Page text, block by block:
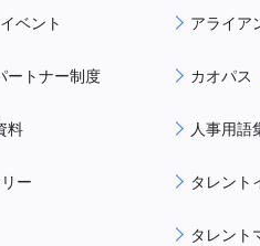
ベント
ートナー制度
料
ー
アライア
カオパス
人事用語
タレント
タレント